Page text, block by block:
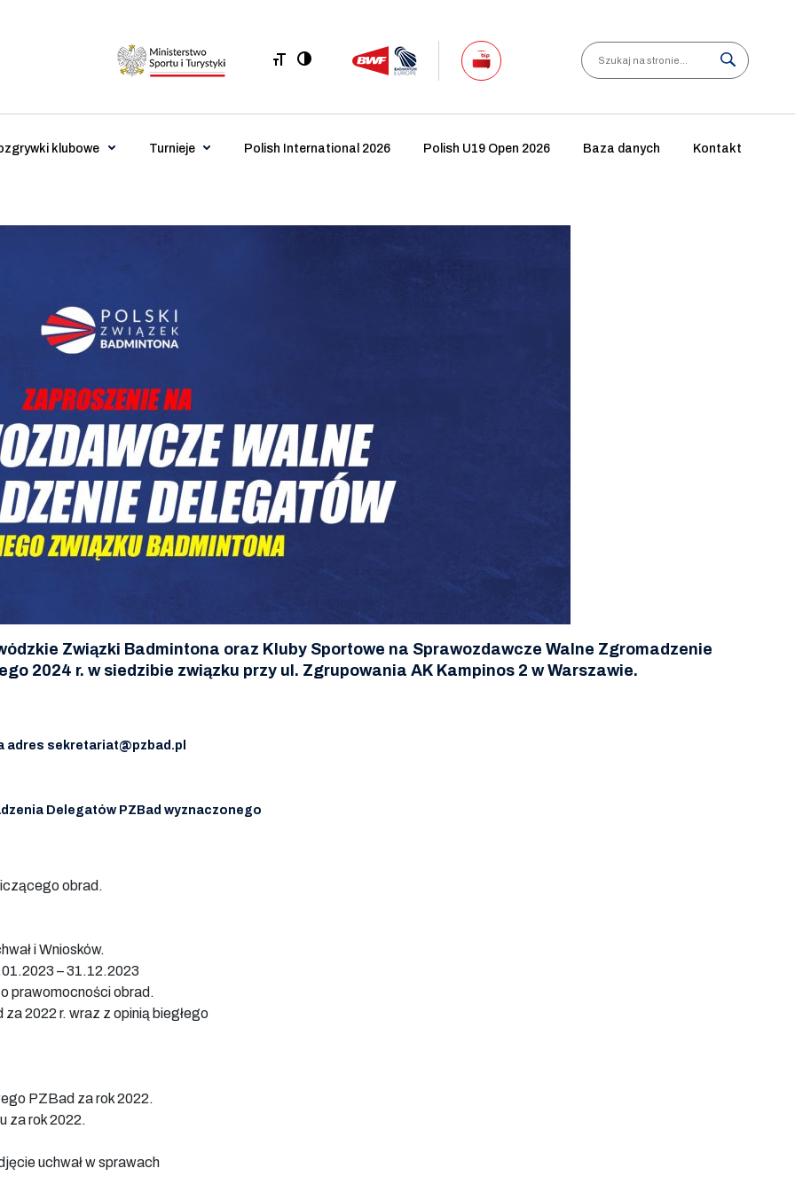
Search
klubowe Turnieje Polish International 2026 Polish U19 Open 2026 Baza danych Kontakt
Związki Badmintona oraz Kluby Sportowe na Sprawozdawcze Walne Zgromadzenie
2024 r. w siedzibie związku przy ul. Zgrupowania AK Kampinos 2 w Warszawie.
adres sekretariat@pzbad.pl
Delegatów PZBad wyznaczonego
obrad.
i Wniosków.
– 31.12.2023
prawomocności obrad.
2022 r. wraz z opinią biegłego
PZBad za rok 2022.
za rok 2022.
uchwał w sprawach